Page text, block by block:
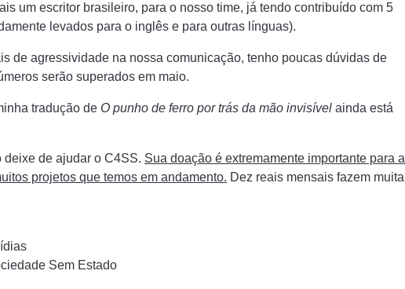
um escritor brasileiro, para o nosso time, já tendo contribuído com 5
levados para o inglês e para outras línguas).
de agressividade na nossa comunicação, tenho poucas dúvidas de
serão superados em maio.
tradução de O punho de ferro por trás da mão invisível ainda está
deixe de ajudar o C4SS. Sua doação é extremamente importante para a
projetos que temos em andamento. Dez reais mensais fazem muita
Sem Estado